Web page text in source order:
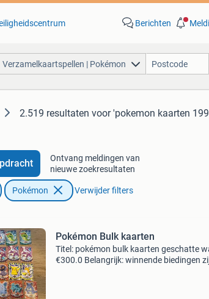
Berichten
Verzamelkaartspellen | Pokémon
2.519 resultaten voor 'pokemon kaarten
Ontvang meldingen van
nieuwe zoekresultaten
Pokémon Verwijder filters
Pokémon Bulk kaarten
Titel: pokémon bulk kaarten geschatte
€300.0 Belangrijk: winnende biedingen